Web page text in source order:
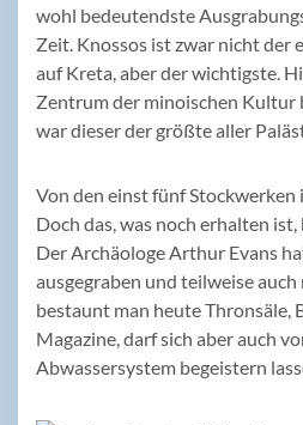
wohl bedeutendste
Zeit. Knossos ist zwar nicht der
auf Kreta, aber der wichtigste.
Zentrum der minoischen Kultur
war dieser der größte aller
Von den einst fünf
Doch das, was noch erhalten
Der Archäologe Arthur Evans
ausgegraben und teilweise
bestaunt man heute Thronsäle,
Magazine, darf sich aber auch
Abwassersystem begeistern